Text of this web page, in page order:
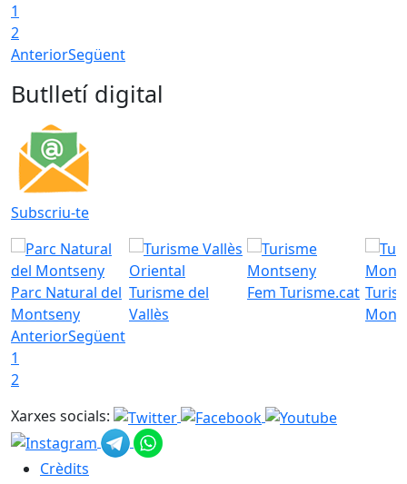
1
2
AnteriorSegüent
Butlletí digital
Subscriu-te
Parc Natural del
Montseny
Turisme del
Vallès
Fem Turisme.cat
AnteriorSegüent
1
2
Xarxes socials:
Crèdits